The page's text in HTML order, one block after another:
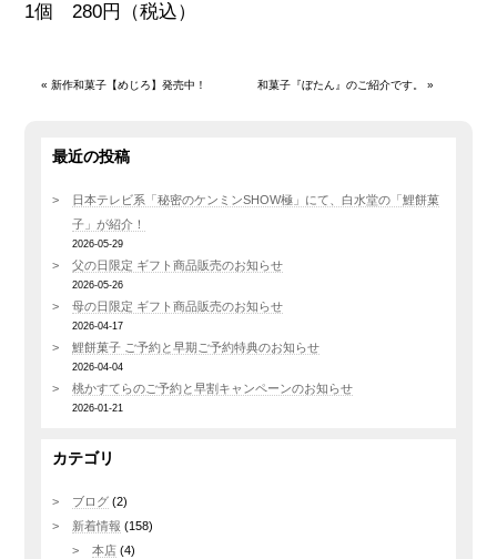
1個 280円（税込）
«新作和菓子【めじろ】発売中！ 和菓子『ぼたん』のご紹介です。 »
最近の投稿
日本テレビ系「秘密のケンミンSHOW極」にて、白水堂の「鯉餅菓
子」が紹介！
2026-05-29
父の日限定 ギフト商品販売のお知らせ
2026-05-26
母の日限定 ギフト商品販売のお知らせ
2026-04-17
鯉餅菓子 ご予約と早期ご予約特典のお知らせ
2026-04-04
桃かすてらのご予約と早割キャンペーンのお知らせ
2026-01-21
カテゴリ
ブログ (2)
新着情報 (158)
本店 (4)